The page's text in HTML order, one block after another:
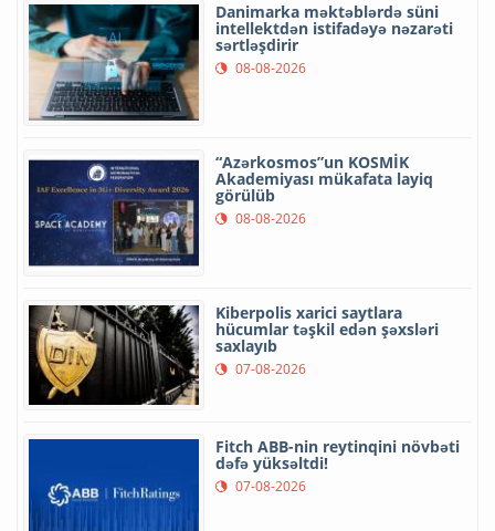
Danimarka məktəblərdə süni
intellektdən istifadəyə nəzarəti
sərtləşdirir
08-08-2026
“Azərkosmos”un KOSMİK
Akademiyası mükafata layiq
görülüb
08-08-2026
Kiberpolis xarici saytlara
hücumlar təşkil edən şəxsləri
saxlayıb
07-08-2026
Fitch ABB-nin reytinqini növbəti
dəfə yüksəltdi!
07-08-2026